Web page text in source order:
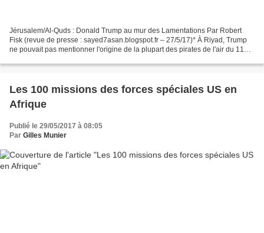
Jérusalem/Al-Quds : Donald Trump au mur des Lamentations Par Robert
Fisk (revue de presse : sayed7asan.blogspot.fr – 27/5/17)* À Riyad, Trump
ne pouvait pas mentionner l'origine de la plupart des pirates de l'air du 11
Les 100 missions des forces spéciales US en
Afrique
Publié le 29/05/2017 à 08:05
Par Gilles Munier